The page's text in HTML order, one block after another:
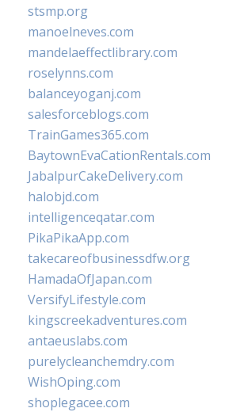
stsmp.org
manoelneves.com
mandelaeffectlibrary.com
roselynns.com
balanceyoganj.com
salesforceblogs.com
TrainGames365.com
BaytownEvaCationRentals.com
JabalpurCakeDelivery.com
halobjd.com
intelligenceqatar.com
PikaPikaApp.com
takecareofbusinessdfw.org
HamadaOfJapan.com
VersifyLifestyle.com
kingscreekadventures.com
antaeuslabs.com
purelycleanchemdry.com
WishOping.com
shoplegacee.com